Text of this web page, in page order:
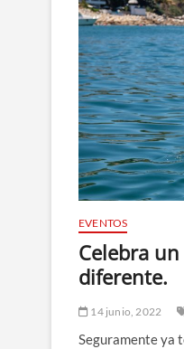
Puerto
Vallarta
EVENTOS
Celebra
diferente.
14 junio, 2022
Seguramente ya